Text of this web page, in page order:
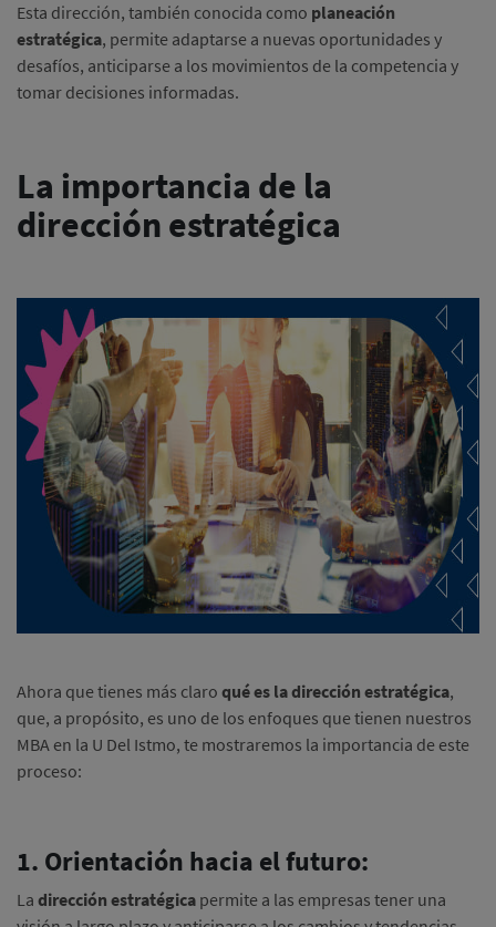
Esta dirección, también conocida como planeación
estratégica, permite adaptarse a nuevas oportunidades y
desafíos, anticiparse a los movimientos de la competencia y
tomar decisiones informadas.
La importancia de la
dirección estratégica
Ahora que tienes más claro qué es la dirección estratégica,
que, a propósito, es uno de los enfoques que tienen nuestros
MBA en la U Del Istmo, te mostraremos la importancia de este
proceso:
1. Orientación hacia el futuro:
La dirección estratégica permite a las empresas tener una